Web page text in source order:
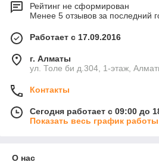
Рейтинг не сформирован
Менее 5 отзывов за последний
Работает с 17.09.2016
г. Алматы
ул. Толе би д.304, 1-этаж,
Контакты
Сегодня работает с 09:00 до
Показать весь график работы
О нас